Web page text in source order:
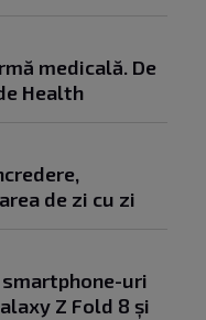
medicală. De
Health
de zi cu zi
uri
Z Fold 8 și